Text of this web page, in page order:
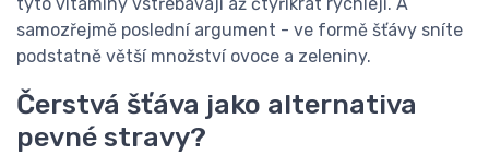
samozřejmě poslední argument - ve formě šťávy sníte
podstatně větší množství ovoce a zeleniny.
Čerstvá šťáva jako alternativa
pevné stravy?